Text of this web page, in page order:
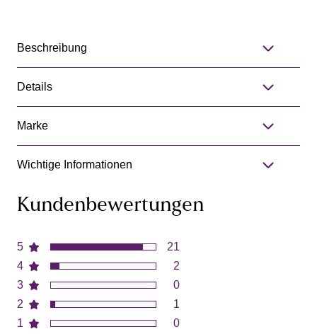
Beschreibung
Details
Marke
Wichtige Informationen
Kundenbewertungen
5
4
3
2
1
21
2
0
1
0